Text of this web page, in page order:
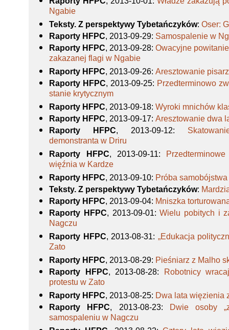
Ngabie
Teksty. Z perspektywy Tybetańczyków:Oser:
Raporty HFPC, 2013-09-29: Samospalenie w
Raporty HFPC, 2013-09-28:Owacyjne
zakazanej flagi w Ngabie
Raporty HFPC, 2013-09-26:Aresztowanie
Raporty HFPC, 2013-09-25: Przedterminowo
stanie krytycznym
Raporty HFPC, 2013-09-18:Wyroki mnichów
Raporty HFPC, 2013-09-17:Aresztowanie dwa
Raporty HFPC, 2013-09-12:
demonstranta w Driru
Raporty HFPC, 2013-09-11:
więźnia w Kardze
Raporty HFPC, 2013-09-10: Próba
Teksty. Z perspektywy Tybetańczyków:
Raporty HFPC, 2013-09-04: Mniszka
Raporty HFPC, 2013-09-01:Wielu pobitych i
Nagczu
Raporty HFPC, 2013-08-31: „Edukacja
Zato
Raporty HFPC, 2013-08-29: Pieśniarz z Malho
Raporty HFPC, 2013-08-28: Robotnicy
protestu w Zato
Raporty HFPC, 2013-08-25: Dwa lata więzienia
Raporty HFPC, 2013-08-23: Dwie osoby
samospaleniu w Nagczu